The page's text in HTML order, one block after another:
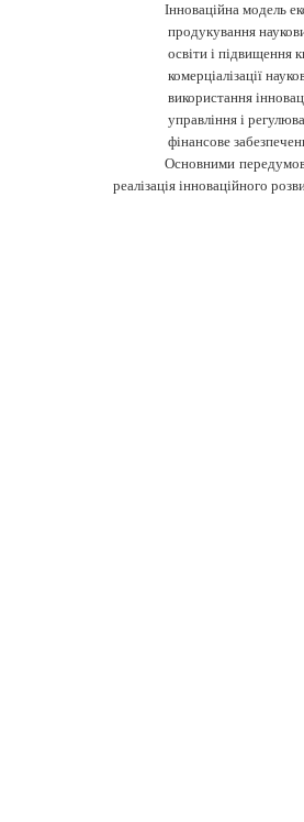
Інноваційна модель
продукування
освіти і підвищення
комерціалізації
використання
управління і
фінансове
Основними
реалізація інноваційного